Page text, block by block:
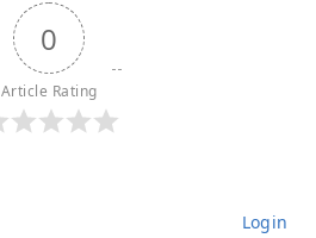
0
Article Rating
Login